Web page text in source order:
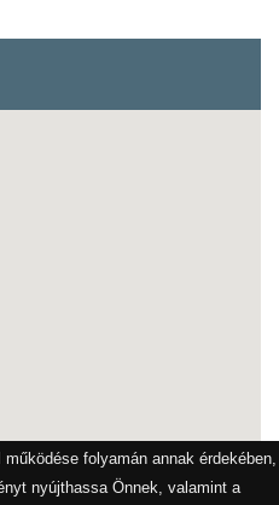
folyamán annak érdekében,
nyújthassa Önnek, valamint a